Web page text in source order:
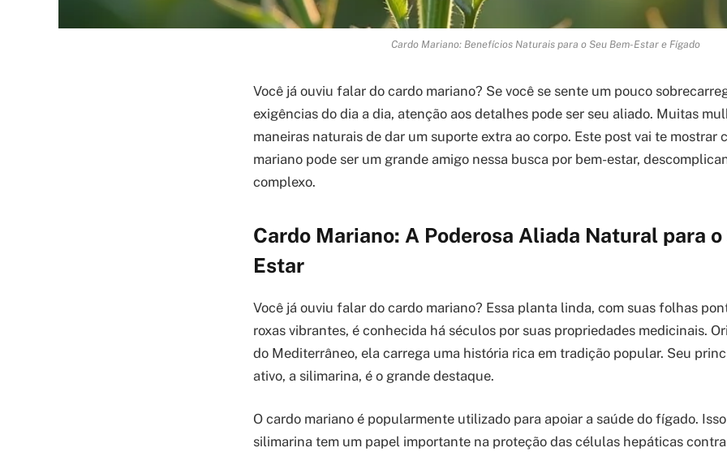
Cardo Mariano: Benefícios Naturais para o Seu Bem-Estar e Fígado
Você já ouviu falar do cardo mariano? Se você se sente um pouco
exigências do dia a dia, atenção aos detalhes pode ser seu aliado. Muitas
maneiras naturais de dar um suporte extra ao corpo. Este post vai te mostrar
mariano pode ser um grande amigo nessa busca por bem-estar,
complexo.
Cardo Mariano: A Poderosa Aliada Natural para o
Estar
Você já ouviu falar do cardo mariano? Essa planta linda, com suas folhas
roxas vibrantes, é conhecida há séculos por suas propriedades medicinais.
do Mediterrâneo, ela carrega uma história rica em tradição popular. Seu
ativo, a silimarina, é o grande destaque.
O cardo mariano é popularmente utilizado para apoiar a saúde do fígado.
silimarina tem um papel importante na proteção das células hepáticas